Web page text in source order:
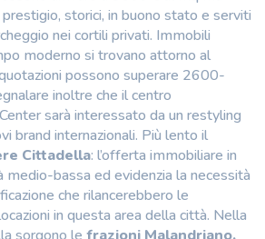
storici, in buono stato e serviti
nei cortili privati. Immobili
moderno si trovano attorno al
possono superare 2600-
inoltre che il centro
sarà interessato da un restyling
brand internazionali. Più lento il
Cittadella: l’offerta immobiliare in
medio-bassa ed evidenzia la necessità
che rilancerebbero le
in questa area della città. Nella